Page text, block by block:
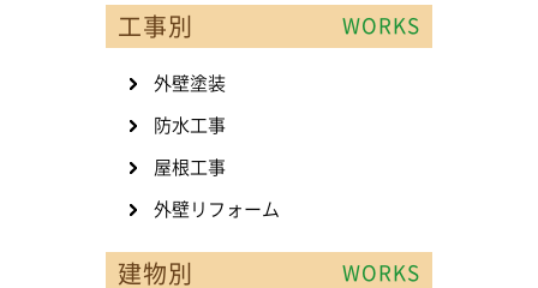
工事別 WORKS
外壁塗装
防水工事
屋根工事
外壁リフォーム
建物別 WORKS